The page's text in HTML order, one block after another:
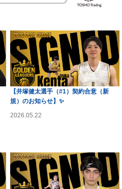
【井塚健太選手（#1）契約合意（新
規）のお知らせ】✨
2026.05.22